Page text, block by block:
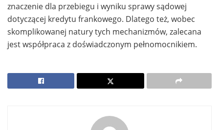
znaczenie dla przebiegu i wyniku sprawy sądowej
dotyczącej kredytu frankowego. Dlatego też, wobec
skomplikowanej natury tych mechanizmów, zalecana
jest współpraca z doświadczonym pełnomocnikiem.